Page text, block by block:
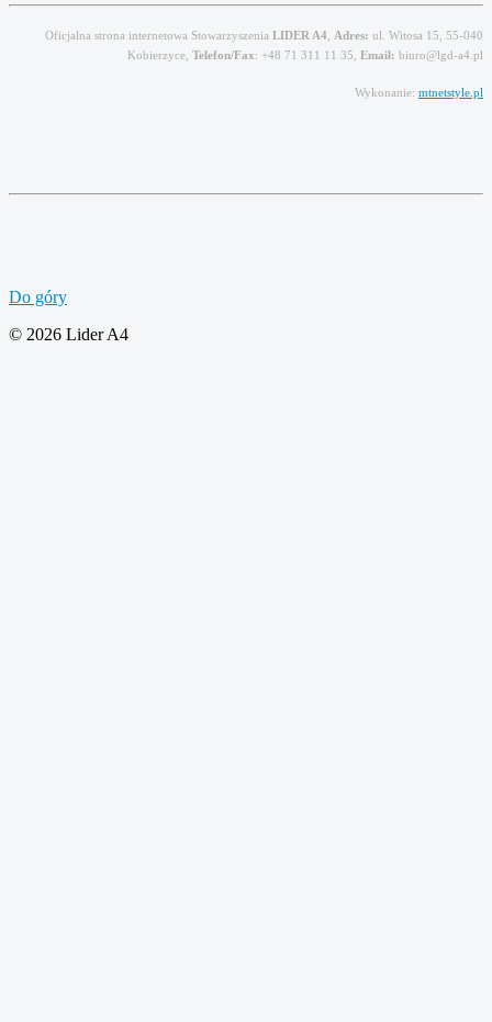
Oficjalna strona internetowa Stowarzyszenia LIDER A4 Adres: ul. Witosa 15, 55-040
Kobierzyce, Telefon/Fax: +48 71 311 11 35, Email: biuro@lgd-a4.pl
Wykonanie: mtnetstyle.pl
Do góry
© 2026 Lider A4